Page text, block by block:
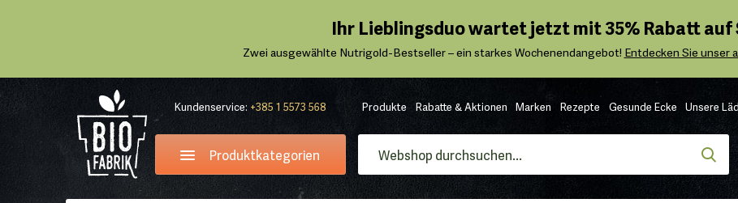
Ihr Lieblingsduo wartet jetzt mit 35% Rabatt auf
Zwei ausgewählte Nutrigold-Bestseller – ein starkes Wochenendangebot! Entdecken Sie unser
Kundenservice: +385 1 5573 568
Produktkategorien
Produkte Rabatte & Aktionen Marken Rezepte Gesunde Ecke Unsere